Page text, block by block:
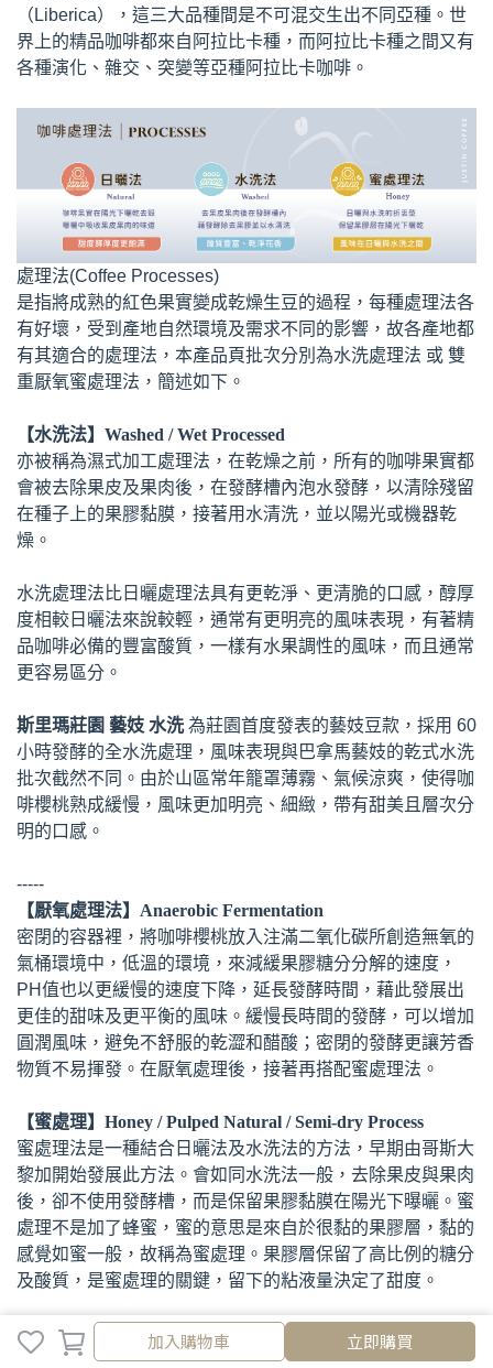
加入購物車
加入購物車 立即購買
（Liberica），這三大品種間是不可混交生出不同亞種。世
界上的精品咖啡都來自阿拉比卡種，而阿拉比卡種之間又有
各種演化、雜交、突變等亞種阿拉比卡咖啡。
處理法(Coffee Processes)
是指將成熟的紅色果實變成乾燥生豆的過程，每種處理法各
有好壞，受到產地自然環境及需求不同的影響，故各產地都
有其適合的處理法，本產品頁批次分別為水洗處理法 或 雙
重厭氧蜜處理法，簡述如下。
【水洗法】Washed / Wet Processed
亦被稱為濕式加工處理法，在乾燥之前，所有的咖啡果實都
會被去除果皮及果肉後，在發酵槽內泡水發酵，以清除殘留
在種子上的果膠黏膜，接著用水清洗，並以陽光或機器乾
燥。
水洗處理法比日曬處理法具有更乾淨、更清脆的口感，醇厚
度相較日曬法來說較輕，通常有更明亮的風味表現，有著精
品咖啡必備的豐富酸質，一樣有水果調性的風味，而且通常
更容易區分。
斯里瑪莊園 藝妓 水洗為莊園首度發表的藝妓豆款，採用 60
小時發酵的全水洗處理，風味表現與巴拿馬藝妓的乾式水洗
批次截然不同。由於山區常年籠罩薄霧、氣候涼爽，使得咖
啡櫻桃熟成緩慢，風味更加明亮、細緻，帶有甜美且層次分
明的口感。
-----
【厭氧處理法】Anaerobic Fermentation
密閉的容器裡，將咖啡櫻桃放入注滿二氧化碳所創造無氧的
氣桶環境中，低溫的環境，來減緩果膠糖分分解的速度，
PH值也以更緩慢的速度下降，延長發酵時間，藉此發展出
更佳的甜味及更平衡的風味。緩慢長時間的發酵，可以增加
圓潤風味，避免不舒服的乾澀和醋酸；密閉的發酵更讓芳香
物質不易揮發。在厭氧處理後，接著再搭配蜜處理法。
【蜜處理】Honey / Pulped Natural / Semi-dry Process
蜜處理法是一種結合日曬法及水洗法的方法，早期由哥斯大
黎加開始發展此方法。會如同水洗法一般，去除果皮與果肉
後，卻不使用發酵槽，而是保留果膠黏膜在陽光下曝曬。蜜
處理不是加了蜂蜜，蜜的意思是來自於很黏的果膠層，黏的
感覺如蜜一般，故稱為蜜處理。果膠層保留了高比例的糖分
及酸質，是蜜處理的關鍵，留下的粘液量決定了甜度。
蜜處理法產生的風味在日曬法與水洗法之間，產出一杯非常
獨特的咖啡，口感比日曬法更乾淨，由於殘留的果膠粘液，